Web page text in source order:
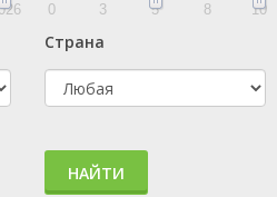
0 3 5 8 10
Страна
НАЙТИ